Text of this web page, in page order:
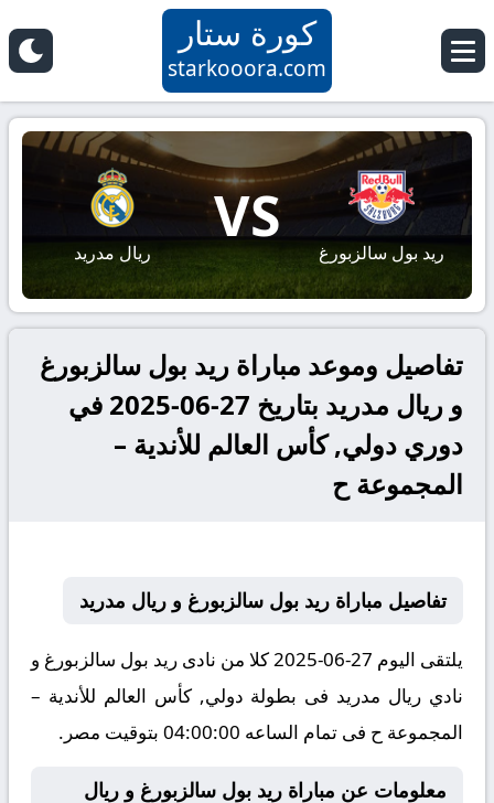
كورة ستار
starkooora.com
ريد بول سالزبورغ
VS
ريال مدريد
تفاصيل وموعد مباراة ريد بول سالزبورغ
و ريال مدريد بتاريخ 27-06-2025 في
دوري دولي, كأس العالم للأندية –
المجموعة ح
تفاصيل مباراة ريد بول سالزبورغ و ريال مدريد
يلتقى اليوم 27-06-2025 كلا من نادى ريد بول سالزبورغ و
نادي ريال مدريد فى بطولة دولي, كأس العالم للأندية –
المجموعة ح فى تمام الساعه 04:00:00 بتوقيت مصر.
معلومات عن مباراة ريد بول سالزبورغ و ريال